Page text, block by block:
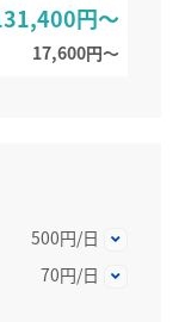
円～
17,600円〜
500円/日
70円/日